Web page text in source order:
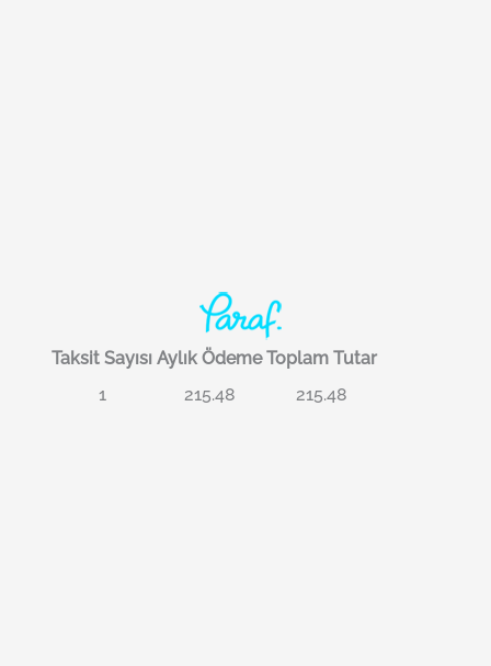
Taksit Sayısı Aylık Ödeme Toplam Tutar
1
215.48 215.48